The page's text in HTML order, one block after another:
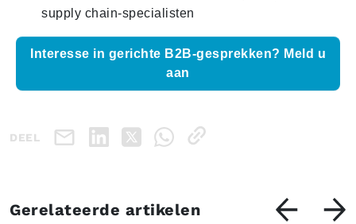
supply chain-specialisten
Interesse in gerichte B2B-gesprekken? Meld u
aan
DEEL
Gerelateerde artikelen